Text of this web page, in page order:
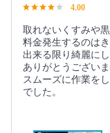
4.00
取れないくすみや
料金発生するのは
出来る限り綺麗に
ありがとうございま
スムーズに作業を
でした。